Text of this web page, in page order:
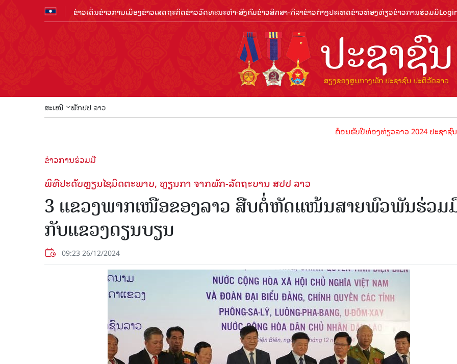
ຂ່າວເດັ່ນຂ່າວການເມືອງຂ່າວເສດຖະກິດຂ່າວວັດທະນະທຳ-ສັງຄົມຂ່າວສືກສາ-ກິລາຂ່າວຕ່າງປະເທດຂ່າວທ່ອງທ່ຽວຂ່າວການຮ່ວມມື
ສະເໜີ ພັກປປ ລາວ
ຕ້ອນຮັບປີທ່ອງທ່ຽວລາວ 2024 ປະຊາຊົນລາວ
ຂ່າວການຮ່ວມມື
ພິທີປະດັບຫຼຽນໄຊມິດຕະພາບ, ຫຼຽນກາ ຈາກພັກ-ລັດຖະບານ ສປປ ລາວ
3 ແຂວງພາກເໜືອຂອງລາວ ສືບຕໍ່ຫັດແໜ້ນສາຍພົວພັນຮ່ວມ
ກັບແຂວງດຽນບຽນ
09:23 26/12/2024